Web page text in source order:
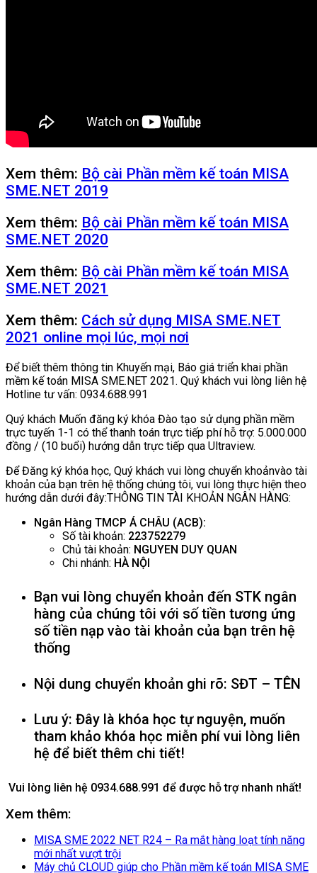
Xem thêm: Bộ cài Phần mềm kế toán MISA
SME.NET 2019
Xem thêm: Bộ cài Phần mềm kế toán MISA
SME.NET 2020
Xem thêm: Bộ cài Phần mềm kế toán MISA
SME.NET 2021
Xem thêm: Cách sử dụng MISA SME.NET
2021 online mọi lúc, mọi nơi
Để biết thêm thông tin Khuyến mại, Báo giá triển khai phần
mềm kế toán MISA SME.NET 2021. Quý khách vui lòng liên hệ
Hotline tư vấn: 0934.688.991
Quý khách Muốn đăng ký khóa Đào tạo sử dụng phần mềm
trực tuyến 1-1 có thể thanh toán trực tiếp phí hỗ trợ: 5.000.000
đồng / (10 buổi) hướng dẫn trực tiếp qua Ultraview.
Để Đăng ký khóa học, Quý khách vui lòng chuyển khoảnvào tài
khoản của bạn trên hệ thống chúng tôi, vui lòng thực hiện theo
hướng dẫn dưới đây:THÔNG TIN TÀI KHOẢN NGÂN HÀNG:
Ngân Hàng TMCP Á CHÂU (ACB):
Số tài khoản: 223752279
Chủ tài khoản: NGUYEN DUY QUAN
Chi nhánh: HÀ NỘI
Bạn vui lòng chuyển khoản đến STK ngân
hàng của chúng tôi với số tiền tương ứng
số tiền nạp vào tài khoản của bạn trên hệ
thống
Nội dung chuyển khoản ghi rõ: SĐT – TÊN
Lưu ý: Đây là khóa học tự nguyện, muốn
tham khảo khóa học miễn phí vui lòng liên
hệ để biết thêm chi tiết!
Vui lòng liên hệ 0934.688.991 để được hỗ trợ nhanh nhất!
Xem thêm:
MISA SME 2022 NET R24 – Ra mắt hàng loạt tính năng
mới nhất vượt trội
Máy chủ CLOUD giúp cho Phần mềm kế toán MISA SME